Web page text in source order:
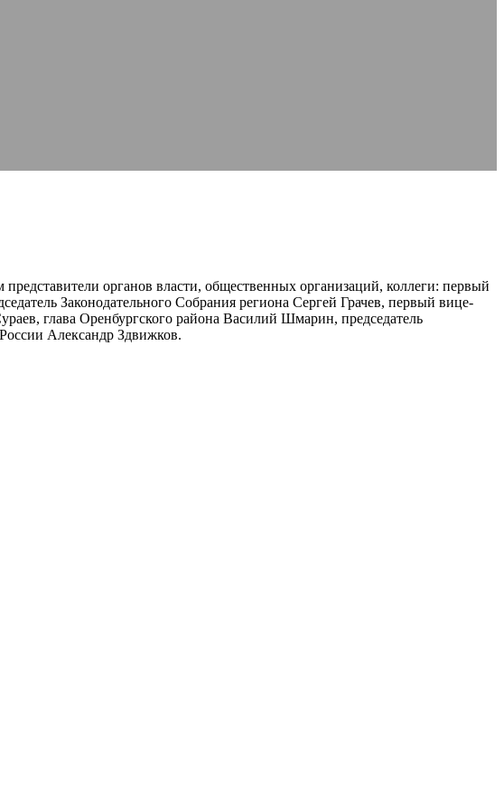
органов власти, общественных организаций, коллеги: первый
Законодательного Собрания региона Сергей Грачев, первый вице-
глава Оренбургского района Василий Шмарин, председатель
Александр Здвижков.